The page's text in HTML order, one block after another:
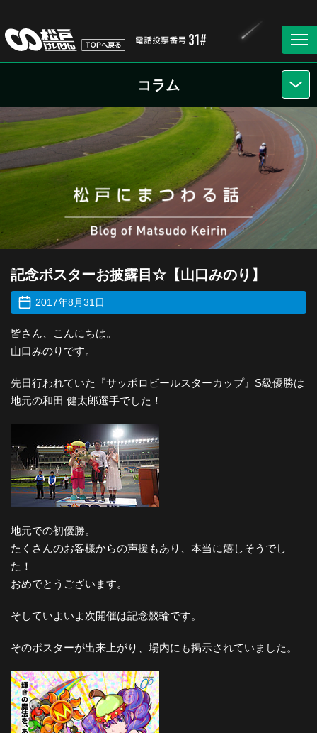
コラム
記念ポスターお披露目☆【山口みのり】
2017年8月31日
皆さん、こんにちは。
山口みのりです。
先日行われていた『サッポロビールスターカップ』S級優勝は
地元の和田 健太郎選手でした！
地元での初優勝。
たくさんのお客様からの声援もあり、本当に嬉しそうでし
た！
おめでとうございます。
そしていよいよ次開催は記念競輪です。
そのポスターが出来上がり、場内にも掲示されていました。